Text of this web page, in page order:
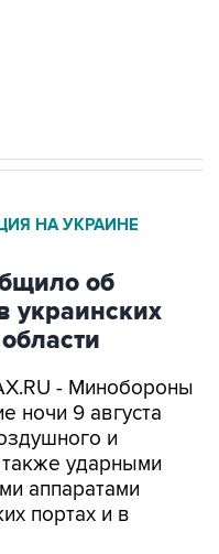
НА УКРАИНЕ
об
украинских
- Минобороны
ночи 9 августа
и
ударными
аппаратами
портах и в